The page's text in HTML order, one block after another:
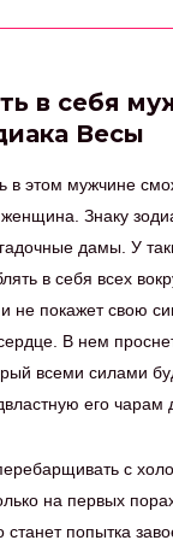
в себя
Весы
в этом мужчине
Знаку
дамы. У
в себя всех
и не покажет свою
В нем
всеми силами
его чарам
с
на первых
станет попытка